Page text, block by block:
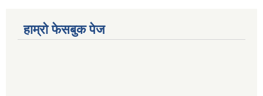
हाम्राे फेसबुक पेज